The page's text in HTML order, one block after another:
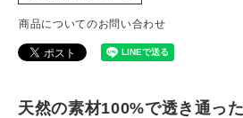
商品についてのお問い合わせ
天然の素材100%で透き通っ